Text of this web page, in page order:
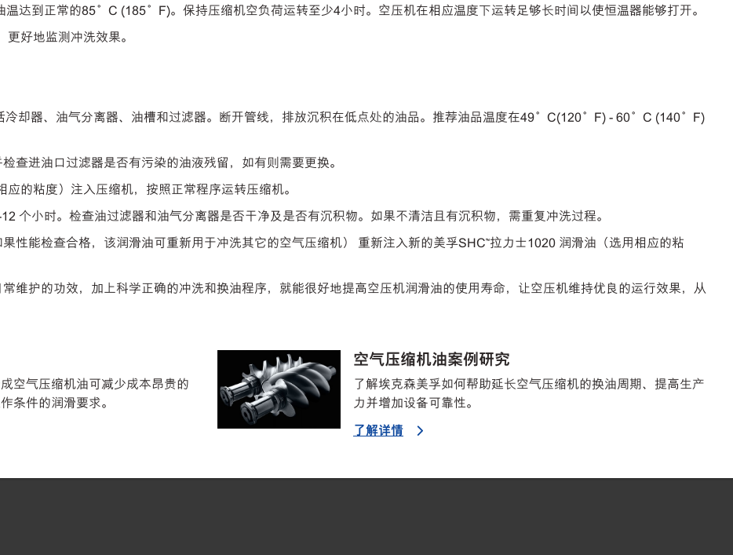
达到正常的85°C (185°F)。保持压缩机空负荷运转至少4小时。空压机在相应温度下运转足够长时间以使恒温器能够打开。
好地监测冲洗效果。
冷却器、油气分离器、油槽和过滤器。断开管线，排放沉积在低点处的油品。推荐油品温度在49°C(120°F) - 60°C (140°F)
查进油口过滤器是否有污染的油液残留，如有则需要更换。
的粘度）注入压缩机，按照正常程序运转压缩机。
个小时。检查油过滤器和油气分离器是否干净及是否有沉积物。如果不清洁且有沉积物，需重复冲洗过程。
性能检查合格，该润滑油可重新用于冲洗其它的空气压缩机） 重新注入新的美孚SHC™拉力士1020 润滑油（选用相应的粘
维护的功效，加上科学正确的冲洗和换油程序，就能很好地提高空压机润滑油的使用寿命，让空压机维持优良的运行效果，从
空气压缩机油可减少成本昂贵的
条件的润滑要求。
空气压缩机油案例研究
了解埃克森美孚如何帮助延长空气压缩机的换油周期、提高生产
力并增加设备可靠性。
了解详情